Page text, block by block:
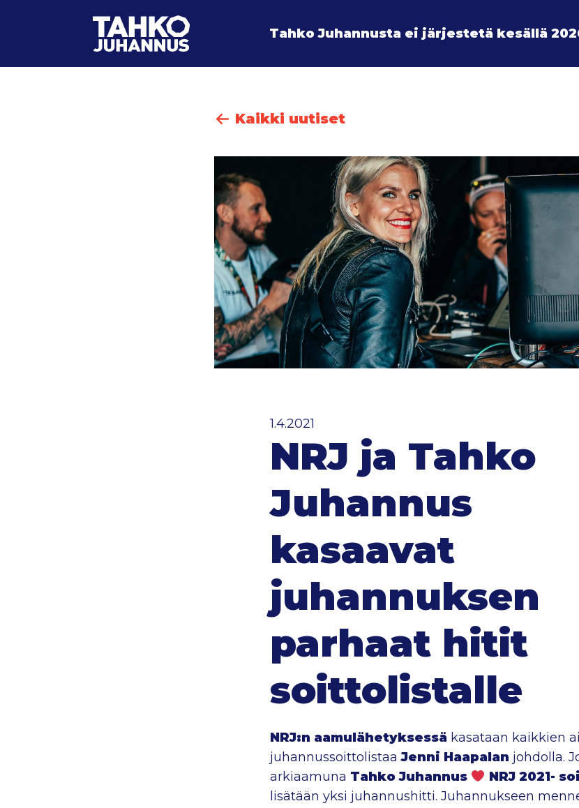
Tahko Juhannusta ei järjestetä kesällä
Kaikki uutiset
1.4.2021
NRJ ja Tahko
Juhannus
kasaavat
juhannuksen
parhaat hitit
soittolistalle
NRJ:n aamulähetyksessä kasataan kaikkien
juhannussoittolistaaJenni Haapalan johdolla.
arkiaamuna Tahko Juhannus
NRJ 2021-
lisätään yksi juhannushitti. Juhannukseen